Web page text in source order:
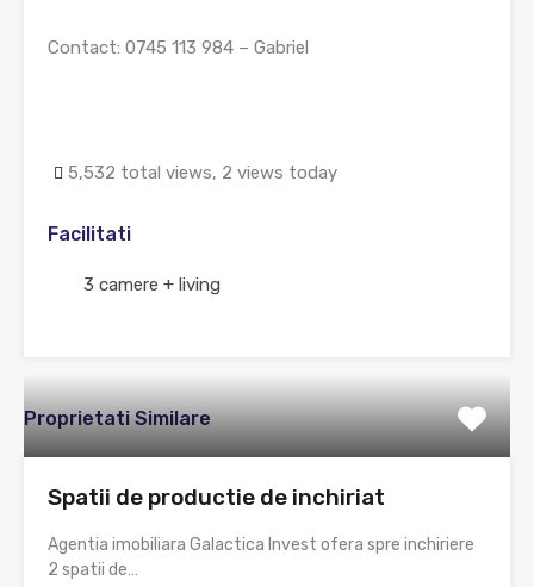
Contact: 0745 113 984 – Gabriel
5,532 total views, 2 views today
Facilitati
3 camere + living
Proprietati Similare
Spatii de productie de inchiriat
Agentia imobiliara Galactica Invest ofera spre inchiriere
2 spatii de…